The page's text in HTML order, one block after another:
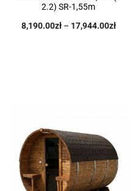
2.2) SR-1,55m
8,190.00zł – 17,944.00zł